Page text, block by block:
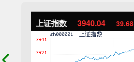
上证指数 3940.04 39.68